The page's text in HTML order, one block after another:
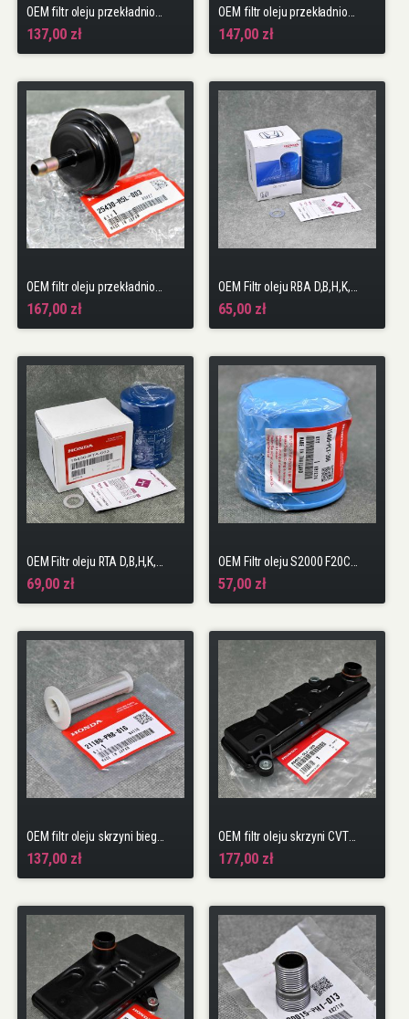
137,00 zł 147,00 zł
167,00 zł 65,00 zł
69,00 zł 57,00 zł
137,00 zł
OEM filtr oleju skrzyni CVT Civic 10gen 17-22 CR-V 5gen 18-23 L15BY
177,00 zł